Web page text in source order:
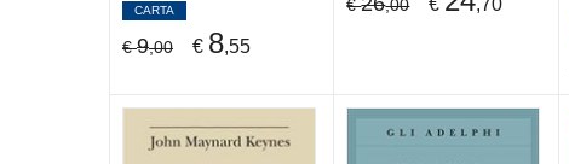
CARTA
€9,00 € 8,55
€ ,00 € ,70